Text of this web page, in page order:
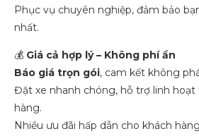
Phục vụ chuyên nghiệp, đảm bảo
nhất.
💰 Giá cả hợp lý – Không phí ẩn
Báo giá trọn gói, cam kết không
Đặt xe nhanh chóng, hỗ trợ linh hoạt
hàng.
Nhiều ưu đãi hấp dẫn cho khách